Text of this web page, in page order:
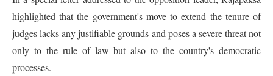
highlighted that the government's move to extend the tenure of
judges lacks any justifiable grounds and poses a severe threat not
only to the rule of law but also to the country's democratic
processes.